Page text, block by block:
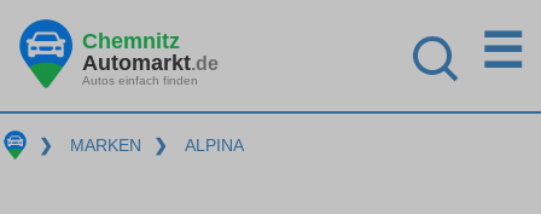
Chemnitz
Automarkt.de
Autos einfach finden
☰
❯ MARKEN ❯ ALPINA